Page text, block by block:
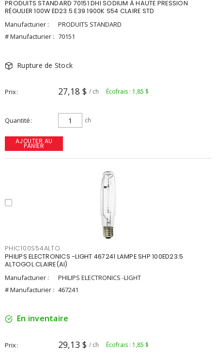
PRODUITS STANDARD 70151 DHI SODIUM À HAUTE PRESSION
RÉGULIER 100W ED23.5 E39 1900K S54 CLAIRE STD
Manufacturier :
PRODUITS STANDARD
# Manufacturier : 70151
Rupture de Stock
Prix 27,18 $ / ch Écofrais : 1,85 $
Quantité ch
AJOUTER AU
PANIER
PHIC100S54ALTO
PHILIPS ELECTRONICS -LIGHT 467241 LAMPE SHP 100ED23.5
ALTOGOL CLAIRE(AI)
Manufacturier :
PHILIPS ELECTRONICS -LIGHT
# Manufacturier : 467241
En inventaire
Prix 29,13 $ / ch Écofrais : 1,85 $